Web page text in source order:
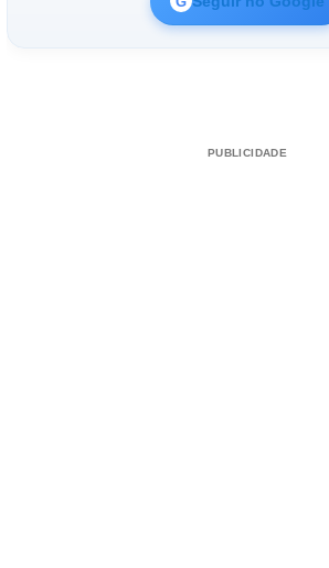
PUBLICIDADE